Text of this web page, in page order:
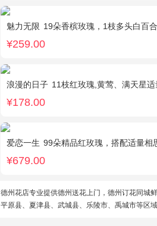
魅力无限 19朵香槟玫瑰，1枝多头白百合，桔梗
¥259.00
浪漫的日子 11枝红玫瑰,黄莺、满天星适
¥178.00
爱恋一生 99朵精品红玫瑰，搭配适量相
¥679.00
德州花店专业提供德州送花上门，德州订花同城
平原县、夏津县、武城县、乐陵市、禹城市等区